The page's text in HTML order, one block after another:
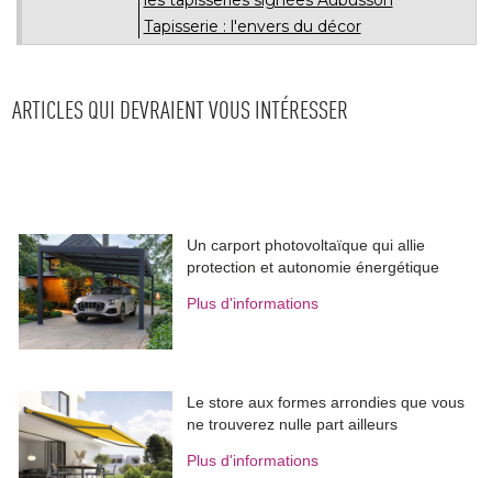
Tapisserie : l'envers du décor
ARTICLES QUI DEVRAIENT VOUS INTÉRESSER
Un carport photovoltaïque qui allie
protection et autonomie énergétique
Plus d'informations
Le store aux formes arrondies que vous
ne trouverez nulle part ailleurs
Plus d'informations